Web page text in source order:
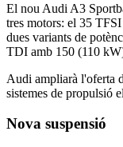
El nou Audi A3
tres motors: el 35
dues variants de
TDI amb 150 (110
Audi ampliarà l'oferta
sistemes de propulsió
Nova suspensió